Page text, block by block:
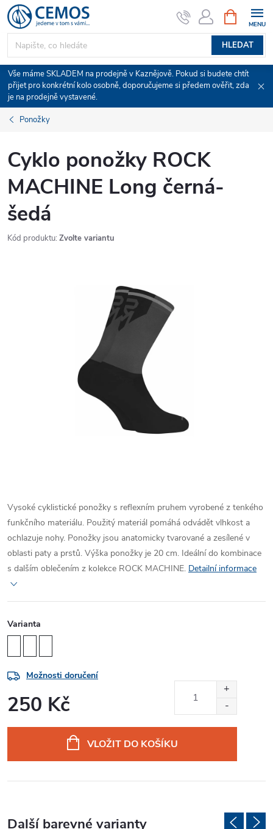
Přejít
na
obsah
HLEDAT
NÁKUPNÍ
KOŠÍK
Vše máme SKLADEM na prodejně v Kaznějově. Pokud si budete chtít
přijet pro konkrétní kolo osobně, doporučujeme si předem ověřit, zda
je na prodejně vystavené.
Ponožky
Cyklo ponožky ROCK
MACHINE Long černá-
šedá
Kód produktu: Zvolte variantu
Vysoké cyklistické ponožky s reflexním pruhem vyrobené z tenkého
funkčního materiálu. Použitý materiál pomáhá odvádět vlhkost a
ochlazuje nohy. Ponožky jsou anatomicky tvarované a zesílené v
oblasti paty a prstů. Výška ponožky je 20 cm. Ideální do kombinace
s dalším oblečením z kolekce ROCK MACHINE. Detailní informace
Varianta
Možnosti doručení
250 Kč
VLOŽIT DO KOŠÍKU